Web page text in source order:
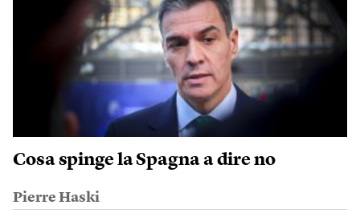
Cosa spinge la Spagna a dire no
Pierre Haski